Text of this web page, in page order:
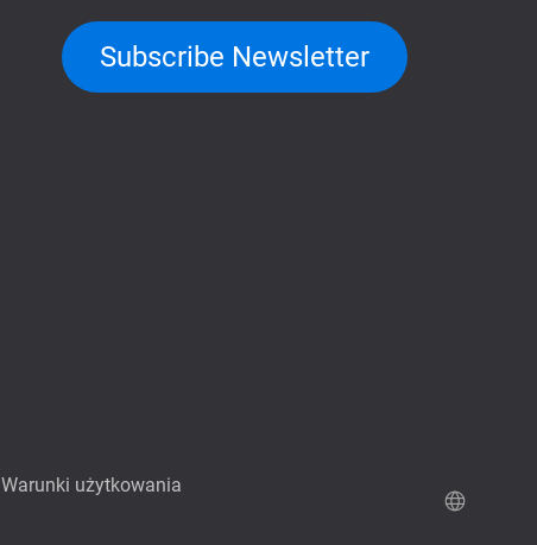
Subscribe Newsletter
Warunki użytkowania